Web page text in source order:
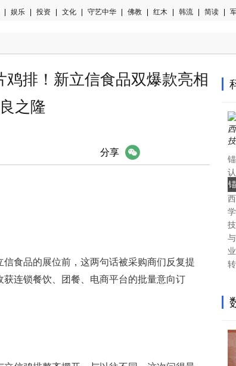
娱乐 投资 文化 守艺中华 佛教 红木 韩流 简读
鸡排！新立信食品双爆款亮相
之隆
分享
食品的展位前，这两句话被采购商们反复提
连锁餐饮、团餐、电商平台的批量意向订